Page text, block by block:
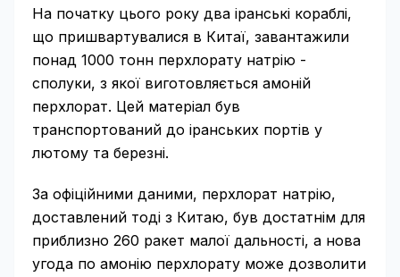
На початку цього року два іранські кораблі,
що пришвартувалися в Китаї, завантажили
понад 1000 тонн перхлорату натрію -
сполуки, з якої виготовляється амоній
перхлорат. Цей матеріал був
транспортований до іранських портів у
лютому та березні.
За офіційними даними, перхлорат натрію,
доставлений тоді з Китаю, був достатнім для
приблизно 260 ракет малої дальності, а нова
угода по амонію перхлорату може дозволити